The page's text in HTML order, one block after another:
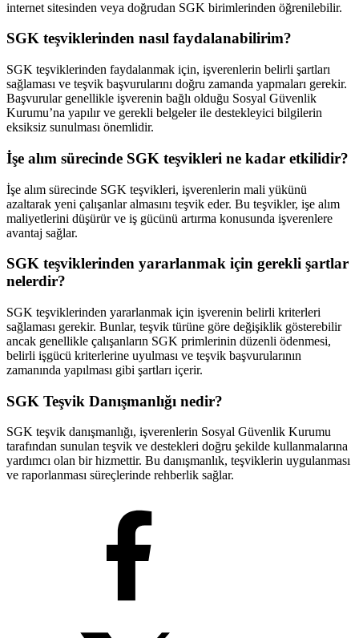
internet sitesinden veya doğrudan SGK birimlerinden öğrenilebilir.
SGK teşviklerinden nasıl faydalanabilirim?
SGK teşviklerinden faydalanmak için, işverenlerin belirli şartları
sağlaması ve teşvik başvurularını doğru zamanda yapmaları gerekir.
Başvurular genellikle işverenin bağlı olduğu Sosyal Güvenlik
Kurumu’na yapılır ve gerekli belgeler ile destekleyici bilgilerin
eksiksiz sunulması önemlidir.
İşe alım sürecinde SGK teşvikleri ne kadar etkilidir?
İşe alım sürecinde SGK teşvikleri, işverenlerin mali yükünü
azaltarak yeni çalışanlar almasını teşvik eder. Bu teşvikler, işe alım
maliyetlerini düşürür ve iş gücünü artırma konusunda işverenlere
avantaj sağlar.
SGK teşviklerinden yararlanmak için gerekli şartlar
nelerdir?
SGK teşviklerinden yararlanmak için işverenin belirli kriterleri
sağlaması gerekir. Bunlar, teşvik türüne göre değişiklik gösterebilir
ancak genellikle çalışanların SGK primlerinin düzenli ödenmesi,
belirli işgücü kriterlerine uyulması ve teşvik başvurularının
zamanında yapılması gibi şartları içerir.
SGK Teşvik Danışmanlığı nedir?
SGK teşvik danışmanlığı, işverenlerin Sosyal Güvenlik Kurumu
tarafından sunulan teşvik ve destekleri doğru şekilde kullanmalarına
yardımcı olan bir hizmettir. Bu danışmanlık, teşviklerin uygulanması
ve raporlanması süreçlerinde rehberlik sağlar.